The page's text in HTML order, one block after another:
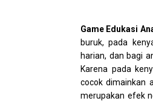
Game Edukasi
buruk, pada
harian, dan bagi
Karena pada
cocok dimainkan
merupakan efek